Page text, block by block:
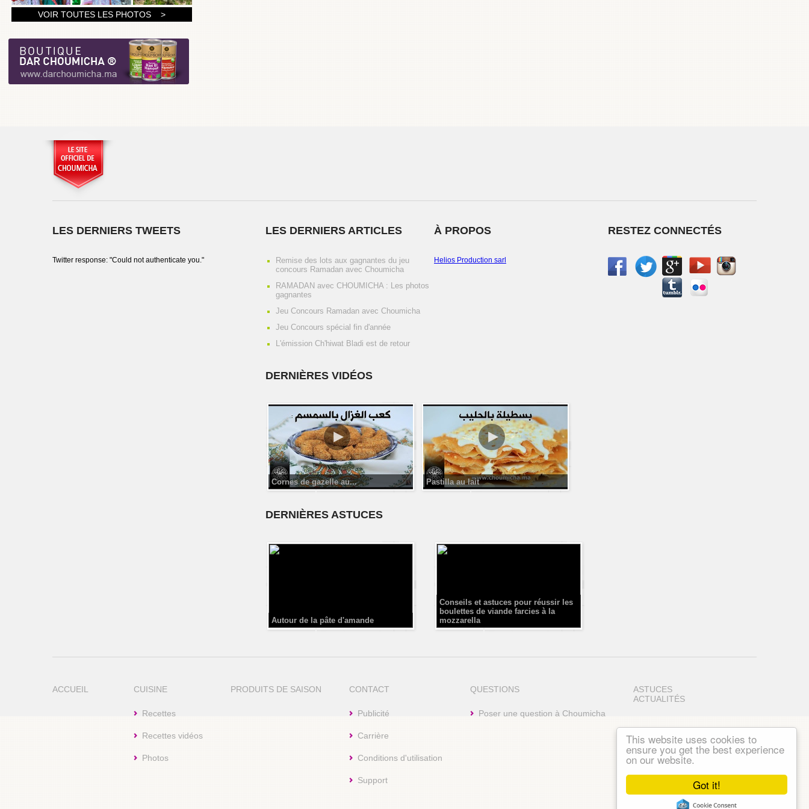
Got it!
This website uses cookies to
ensure you get the best experience
on our website.
1
2
VOIR TOUTES LES PHOTOS >
LES DERNIERS TWEETS
Twitter response: "Could not authenticate you."
LES DERNIERS ARTICLES
Remise des lots aux gagnantes du jeu
concours Ramadan avec Choumicha
RAMADAN avec CHOUMICHA : Les photos
gagnantes
Jeu Concours Ramadan avec Choumicha
Jeu Concours spécial fin d'année
L'émission Ch'hiwat Bladi est de retour
À PROPOS
Helios Production sarl
DERNIÈRES VIDÉOS
Cornes de gazelle au... Pastilla au lait
DERNIÈRES ASTUCES
Autour de la pâte d'amande
Conseils et astuces pour réussir les
boulettes de viande farcies à la
mozzarella
RESTEZ CONNECTÉS
ACCUEIL CUISINE
Recettes
Recettes vidéos
Photos
PRODUITS DE SAISON CONTACT
Publicité
Carrière
Conditions d'utilisation
Support
QUESTIONS
Poser une question à Choumicha
ASTUCES
ACTUALITÉS